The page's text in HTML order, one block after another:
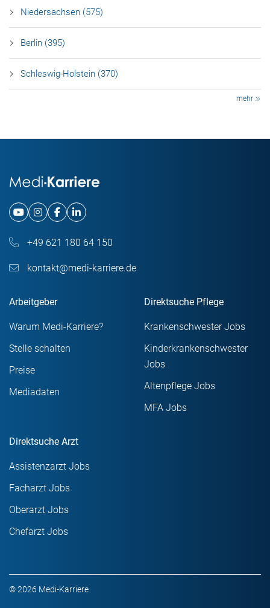
Niedersachsen (575)
Berlin (395)
Schleswig-Holstein (370)
mehr
+49 621 180 64 150
kontakt@medi-karriere.de
Arbeitgeber
Warum Medi-Karriere?
Stelle schalten
Preise
Mediadaten
Direktsuche Pflege
Krankenschwester Jobs
Kinderkrankenschwester
Jobs
Altenpflege Jobs
MFA Jobs
Direktsuche Arzt
Assistenzarzt Jobs
Facharzt Jobs
Oberarzt Jobs
Chefarzt Jobs
© 2026 Medi-Karriere